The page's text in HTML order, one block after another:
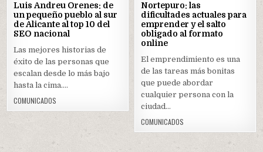
Luis Andreu Orenes: de
un pequeño pueblo al sur
de Alicante al top 10 del
SEO nacional
Las mejores historias de
éxito de las personas que
escalan desde lo más bajo
hasta la cima….
COMUNICADOS
Nortepuro: las
dificultades actuales para
emprender y el salto
obligado al formato
online
El emprendimiento es una
de las tareas más bonitas
que puede abordar
cualquier persona con la
ciudad…
COMUNICADOS